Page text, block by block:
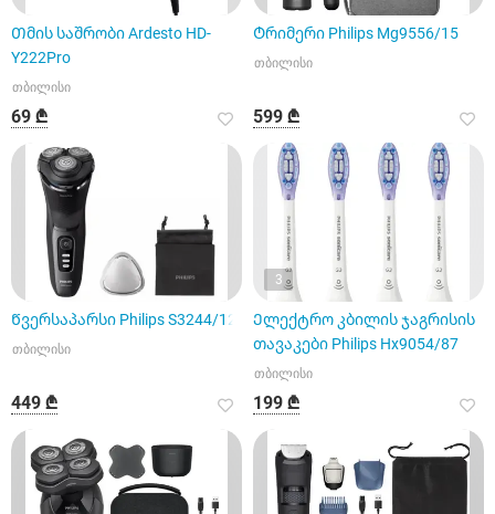
Თმის საშრობი Ardesto HD-
Y222Pro
თბილისი
69 ₾
Ტრიმერი Philips Mg9556/15
თბილისი
599 ₾
Წვერსაპარსი Philips S3244/12
თბილისი
449 ₾
3
Ელექტრო კბილის ჯაგრისის
თავაკები Philips Hx9054/87
თბილისი
199 ₾